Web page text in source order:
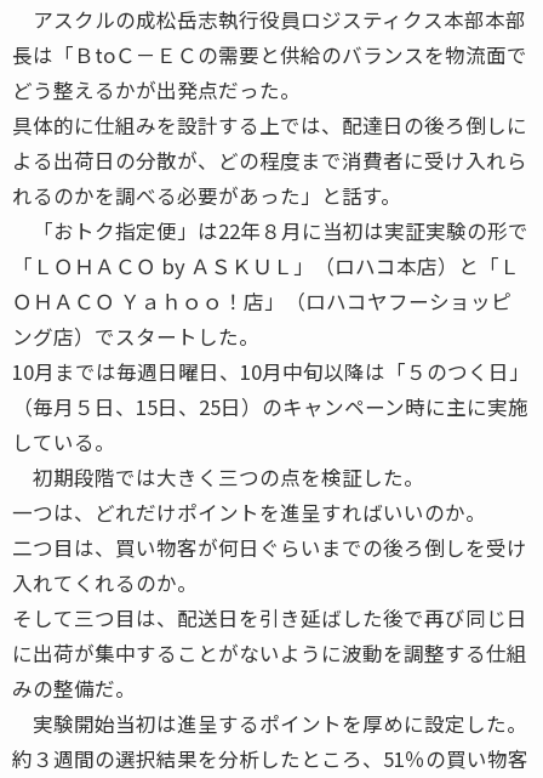
アスクルの成松岳志執行役員ロジスティクス本部本部
長は「ＢtoＣ－ＥＣの需要と供給のバランスを物流面で
どう整えるかが出発点だった。
具体的に仕組みを設計する上では、配達日の後ろ倒しに
よる出荷日の分散が、どの程度まで消費者に受け入れら
れるのかを調べる必要があった」と話す。
「おトク指定便」は22年８月に当初は実証実験の形で
「ＬＯＨＡＣＯ by ＡＳＫＵＬ」（ロハコ本店）と「Ｌ
ＯＨＡＣＯ Ｙａｈｏｏ！店」（ロハコヤフーショッピ
ング店）でスタートした。
10月までは毎週日曜日、10月中旬以降は「５のつく日」
（毎月５日、15日、25日）のキャンペーン時に主に実施
している。
初期段階では大きく三つの点を検証した。
一つは、どれだけポイントを進呈すればいいのか。
二つ目は、買い物客が何日ぐらいまでの後ろ倒しを受け
入れてくれるのか。
そして三つ目は、配送日を引き延ばした後で再び同じ日
に出荷が集中することがないように波動を調整する仕組
みの整備だ。
実験開始当初は進呈するポイントを厚めに設定した。
約３週間の選択結果を分析したところ、51％の買い物客